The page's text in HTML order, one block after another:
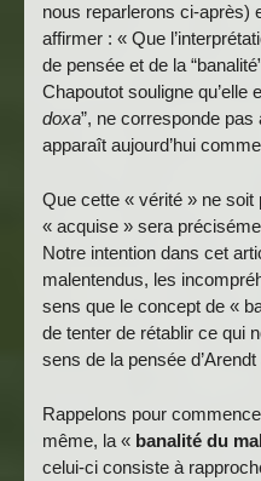
nous reparlerons ci-après)
affirmer : « Que
de pensée et de la
Chapoutot souligne qu’elle
doxa”, ne corresponde
apparaît aujourd’hui
Que cette « vérité » ne soit
« acquise » sera
Notre intention dans cet
malentendus, les
sens que le concept de «
de tenter de rétablir ce qui
sens de la pensée
Rappelons pour
même, la « banalité du mal
celui-ci consiste à